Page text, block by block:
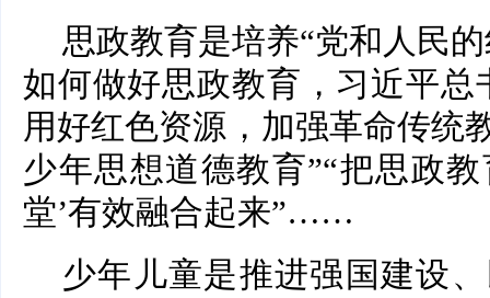
思政教育是培养“党和人民
如何做好思政教育，习近平总
用好红色资源，加强革命传统
少年思想道德教育”“把思政教
堂’有效融合起来”……
少年儿童是推进强国建设